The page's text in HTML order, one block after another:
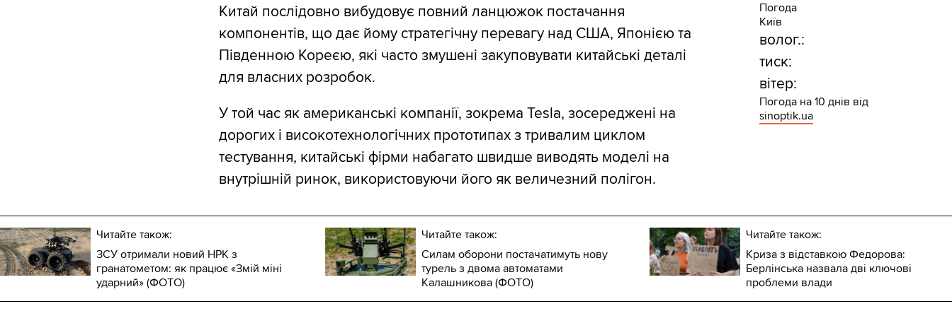
Китай послідовно вибудовує повний ланцюжок постачання
компонентів, що дає йому стратегічну перевагу над США, Японією та
Південною Кореєю, які часто змушені закуповувати китайські деталі
для власних розробок.
У той час як американські компанії, зокрема Tesla, зосереджені на
дорогих і високотехнологічних прототипах з тривалим циклом
тестування, китайські фірми набагато швидше виводять моделі на
внутрішній ринок, використовуючи його як величезний полігон.
Читайте також:
ЗСУ отримали новий НРК з
гранатометом: як працює «Змій міні
ударний» (ФОТО)
Читайте також:
Силам оборони постачатимуть нову
турель з двома автоматами
Калашникова (ФОТО)
Читайте також:
Криза з відставкою Федорова:
Берлінська назвала дві ключові
проблеми влади
Погода
Київ
волог.:
тиск:
вітер:
Погода на 10 днів від
sinoptik.ua